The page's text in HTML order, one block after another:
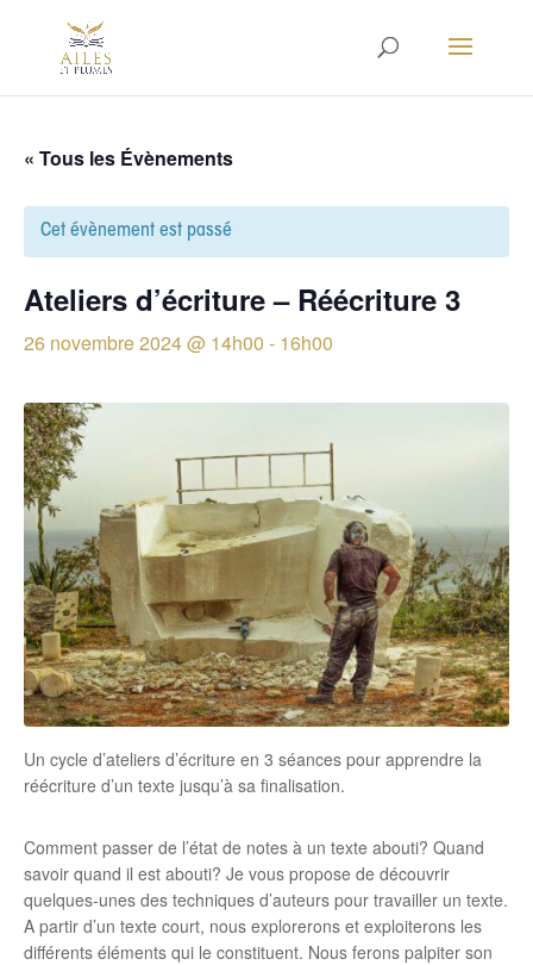
« Tous les Évènements
Cet évènement est passé
Ateliers d’écriture – Réécriture 3
26 novembre 2024 @ 14h00 - 16h00
Un cycle d’ateliers d’écriture en 3 séances pour apprendre la
réécriture d’un texte jusqu’à sa finalisation.
Comment passer de l’état de notes à un texte abouti? Quand
savoir quand il est abouti? Je vous propose de découvrir
quelques-unes des techniques d’auteurs pour travailler un texte.
A partir d’un texte court, nous explorerons et exploiterons les
différents éléments qui le constituent. Nous ferons palpiter son